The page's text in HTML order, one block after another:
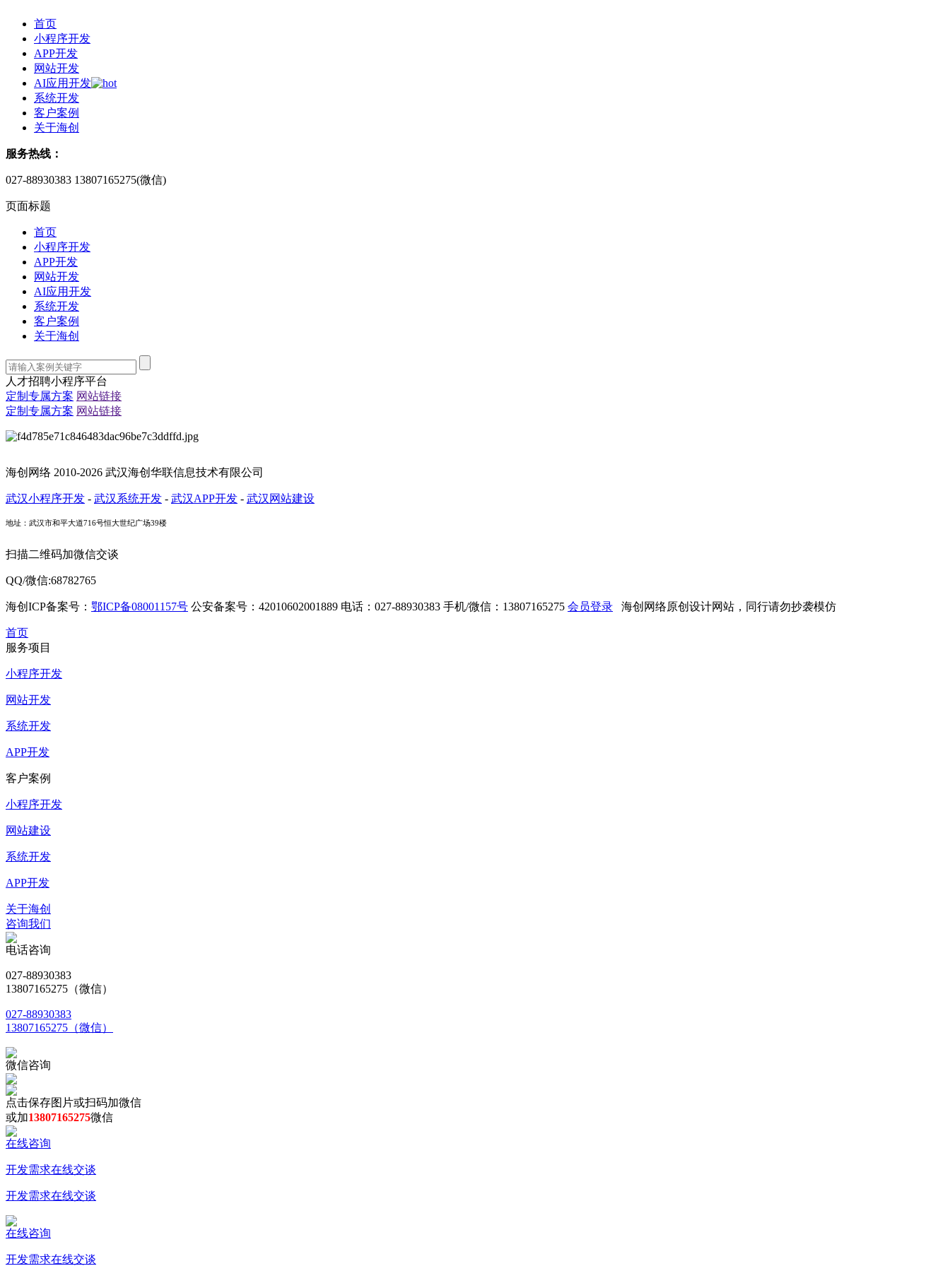
首页
小程序开发
APP开发
网站开发
AI应用开发
系统开发
客户案例
关于海创
服务热线：
027-88930383 13807165275(微信)
页面标题
首页
小程序开发
APP开发
网站开发
AI应用开发
系统开发
客户案例
关于海创
人才招聘小程序平台
定制专属方案 网站链接
定制专属方案 网站链接
海创网络 2010-2026 武汉海创华联信息技术有限公司
武汉小程序开发 - 武汉系统开发 - 武汉APP开发 - 武汉网站建设
地址：武汉市和平大道716号恒大世纪广场39楼
扫描二维码加微信交谈
QQ/微信:68782765
海创ICP备案号： 鄂ICP备08001157号 公安备案号：42010602001889 电话：027-88930383 手机/微信：13807165275 会员登录 海创网络原创设计网站，同行请勿抄袭模仿
首页
服务项目
小程序开发
网站开发
系统开发
APP开发
客户案例
小程序开发
网站建设
系统开发
APP开发
关于海创
咨询我们
电话咨询
027-88930383
13807165275（微信）
027-88930383
13807165275（微信）
微信咨询
点击保存图片或扫码加微信
或加13807165275微信
在线咨询
开发需求在线交谈
开发需求在线交谈
在线咨询
开发需求在线交谈